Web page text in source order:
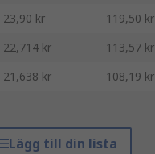
23,90 kr
119,50 kr
22,714 kr
113,57 kr
21,638 kr 108,19 kr
Lägg till din lista